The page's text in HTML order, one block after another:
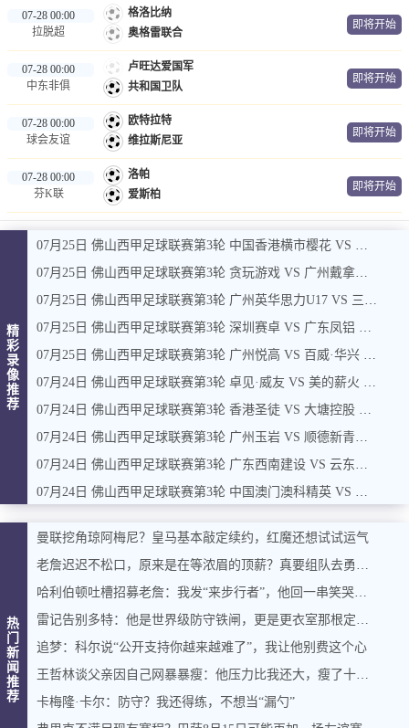
07-28 00:00
拉脱超
格洛比纳
奥格雷联合
即将开始
07-28 00:00
中东非俱
卢旺达爱国军
共和国卫队
即将开始
07-28 00:00
球会友谊
欧特拉特
维拉斯尼亚
即将开始
07-28 00:00
芬K联
洛帕
爱斯柏
即将开始
精
彩
录
像
推
荐
07月25日 佛山西甲足球联赛第3轮 中国香港横市樱花 VS 吉图省实青年 全场录像
07月25日 佛山西甲足球联赛第3轮 贪玩游戏 VS 广州戴拿模 全场录像
07月25日 佛山西甲足球联赛第3轮 广州英华思力U17 VS 三水强鸿轩青年 全场录像
07月25日 佛山西甲足球联赛第3轮 深圳赛卓 VS 广东凤铝 全场录像
07月25日 佛山西甲足球联赛第3轮 广州悦高 VS 百威·华兴 全场录像
07月24日 佛山西甲足球联赛第3轮 卓见·威友 VS 美的薪火 全场录像
07月24日 佛山西甲足球联赛第3轮 香港圣徒 VS 大塘控股 全场录像
07月24日 佛山西甲足球联赛第3轮 广州玉岩 VS 顺德新青年 全场录像
07月24日 佛山西甲足球联赛第3轮 广东西南建设 VS 云东海街道 全场录像
07月24日 佛山西甲足球联赛第3轮 中国澳门澳科精英 VS 藝品高國際 全场录像
热
门
新
闻
推
荐
曼联挖角琼阿梅尼？皇马基本敲定续约，红魔还想试试运气
老詹迟迟不松口，原来是在等浓眉的顶薪？真要组队去勇士？
哈利伯顿吐槽招募老詹：我发“来步行者”，他回一串笑哭表情
雷记告别多特：他是世界级防守铁闸，更是更衣室那根定海神针
追梦：科尔说“公开支持你越来越难了”，我让他别费这个心
王哲林谈父亲因自己网暴暴瘦：他压力比我还大，瘦了十几斤
卡梅隆·卡尔：防守？我还得练，不想当“漏勺”